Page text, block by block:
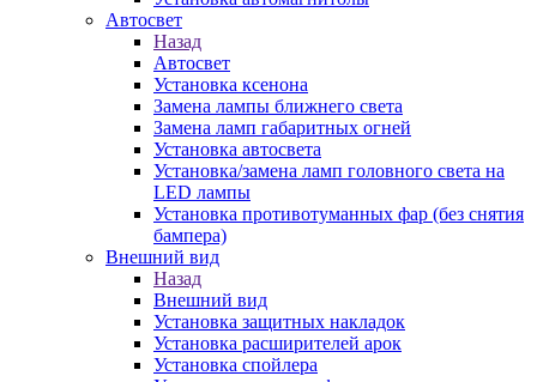
Автосвет
Назад
Автосвет
Установка ксенона
Замена лампы ближнего света
Замена ламп габаритных огней
Установка автосвета
Установка/замена ламп головного света на
LED лампы
Установка противотуманных фар (без снятия
бампера)
Внешний вид
Назад
Внешний вид
Установка защитных накладок
Установка расширителей арок
Установка спойлера